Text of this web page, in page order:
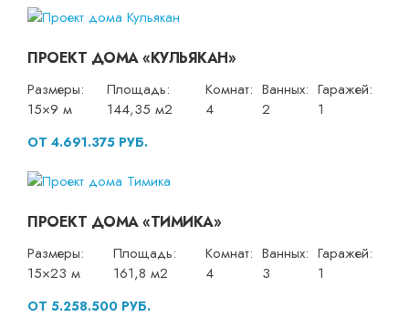
ПРОЕКТ ДОМА «КУЛЬЯКАН»
Размеры:
15×9 м
Площадь:
144,35 м2
Комнат:
4
Ванных:
2
Гаражей:
1
ОТ 4.691.375 РУБ.
ПРОЕКТ ДОМА «ТИМИКА»
Размеры:
15×23 м
Площадь:
161,8 м2
Комнат:
4
Ванных:
3
Гаражей:
1
ОТ 5.258.500 РУБ.